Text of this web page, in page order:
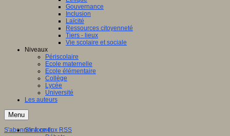
Gouvernance
Inclusion
Laïcité
Ressources citoyenneté
Tiers - lieux
Vie scolaire et sociale
Niveaux
Périscolaire
Ecole maternelle
Ecole élémentaire
Collège
Lycée
Université
Les auteurs
Menu
S'informer
S'abonner à ce flux RSS